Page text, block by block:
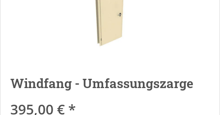
Windfang - Umfassungszarge
395,00 € *